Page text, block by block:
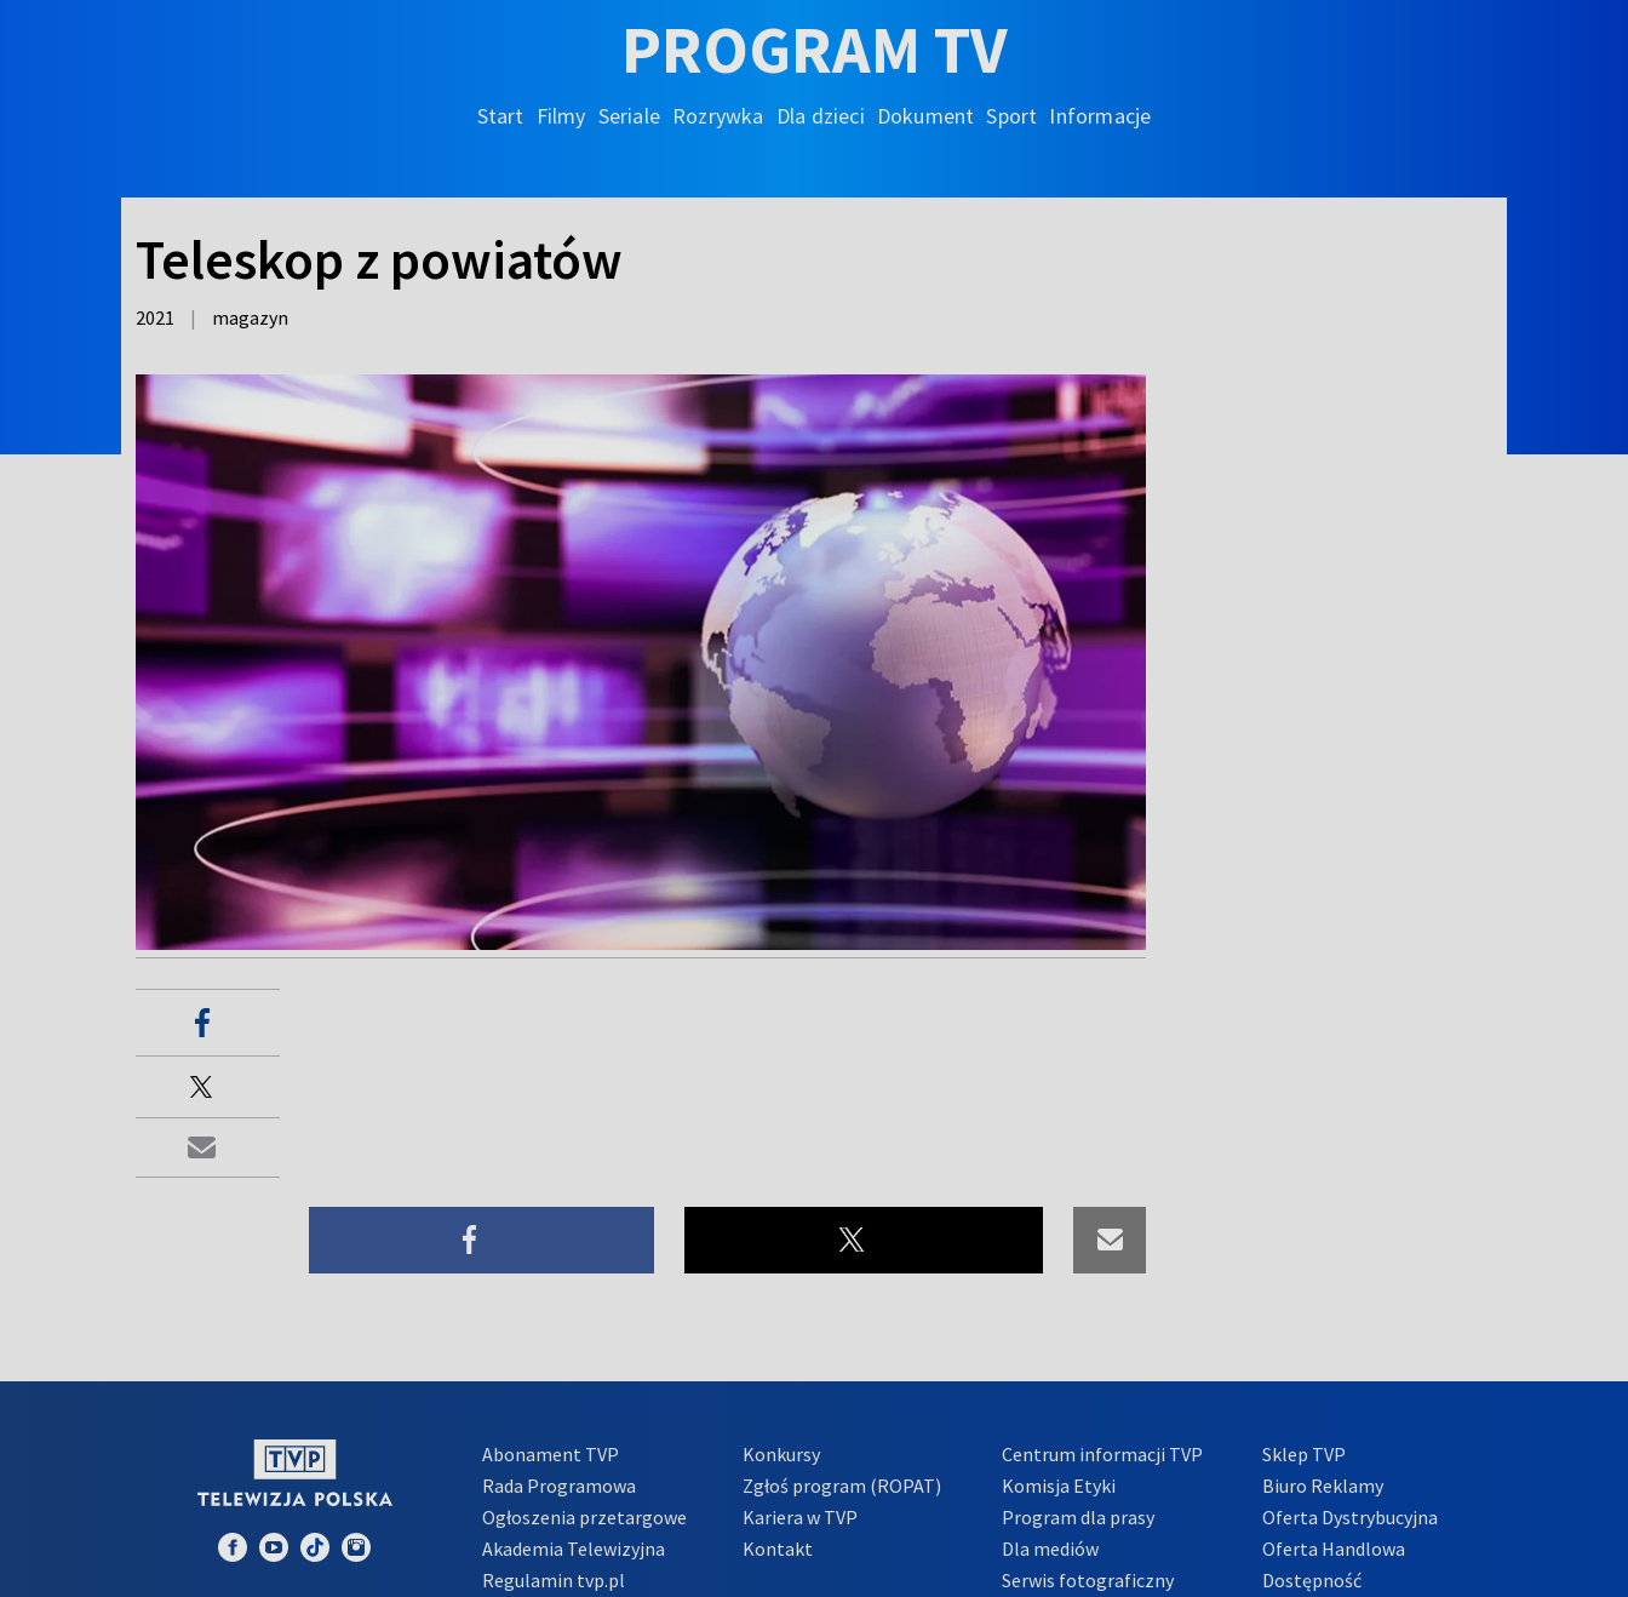
PROGRAM TV
Start Filmy Seriale Rozrywka Dla dzieci Dokument Sport Informacje
Teleskop z powiatów
2021 | magazyn
Abonament TVP
Rada Programowa
Ogłoszenia przetargowe
Akademia Telewizyjna
Regulamin tvp.pl
Konkursy
Zgłoś program (ROPAT)
Kariera w TVP
Kontakt
Centrum informacji TVP
Komisja Etyki
Program dla prasy
Dla mediów
Serwis fotograficzny
Sklep TVP
Biuro Reklamy
Oferta Dystrybucyjna
Oferta Handlowa
Dostępność